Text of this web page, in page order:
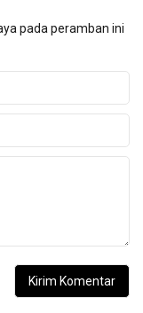
pada peramban ini